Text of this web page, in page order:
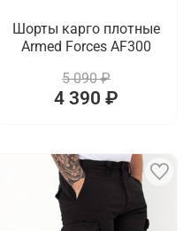
Шорты карго плотные
Armed Forces AF300
5 090 ₽
4 390 ₽